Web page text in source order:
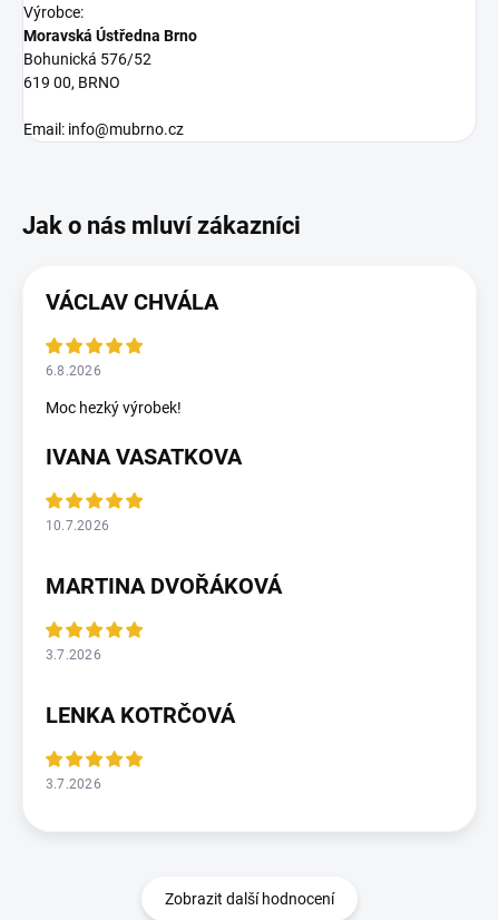
Výrobce:
Moravská Ústředna Brno
Bohunická 576/52
619 00, BRNO
Email: info@mubrno.cz
VÁCLAV CHVÁLA
6.8.2026
Moc hezký výrobek!
IVANA VASATKOVA
10.7.2026
MARTINA DVOŘÁKOVÁ
3.7.2026
LENKA KOTRČOVÁ
3.7.2026
Zobrazit další hodnocení